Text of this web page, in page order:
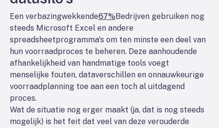
Een verbazingwekkende67% Bedrijven gebruiken nog
steeds Microsoft Excel en andere
spreadsheetprogramma's om ten minste een deel van
hun voorraadproces te beheren. Deze aanhoudende
afhankelijkheid van handmatige tools voegt
menselijke fouten, dataverschillen en onnauwkeurige
voorraadplanning toe aan een toch al uitdagend
proces.
Wat de situatie nog erger maakt (ja, dat is nog steeds
mogelijk) is het feit dat veel van deze verouderde